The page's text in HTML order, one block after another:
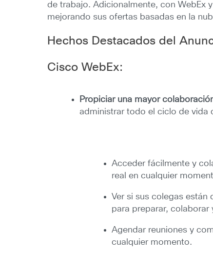
de trabajo. Adicionalmente, con WebEx
mejorando sus ofertas basadas en la
Hechos Destacados del
Cisco WebEx:
Propiciar una mayor
administrar todo el ciclo de vida
Acceder fácilmente y
real en cualquier
Ver si sus colegas están
para preparar, colaborar
Agendar reuniones y
cualquier momento.